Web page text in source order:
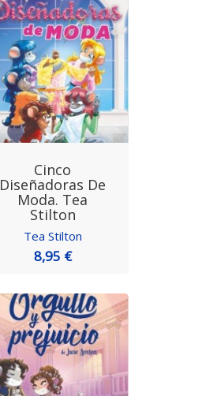
Cinco
Diseñadoras De
Moda. Tea
Stilton
Tea Stilton
8,95 €